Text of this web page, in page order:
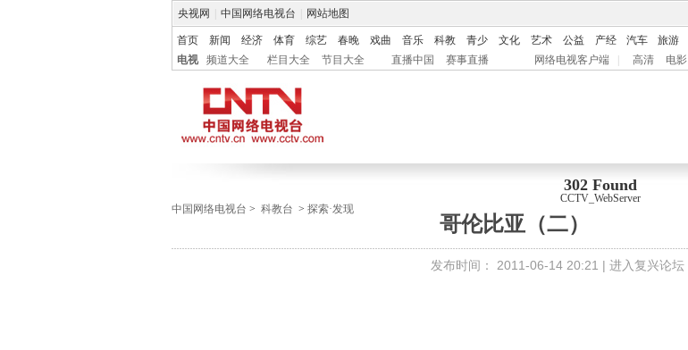
央视网 中国网络电视台 网站地图
首页 新闻 经济 体育 综艺 春晚 戏曲 音乐 科教 青少 文化 艺术 公益 产经 汽车 旅游
电视
频道大全 栏目大全 节目大全 直播中国 赛事直播 网络电视客户端 高清 电影
302 Found
CCTV_WebServer
中国网络电视台 > 科教台 > 探索·发现
哥伦比亚（二）
发布时间： 2011-06-14 20:21 | 进入复兴论坛